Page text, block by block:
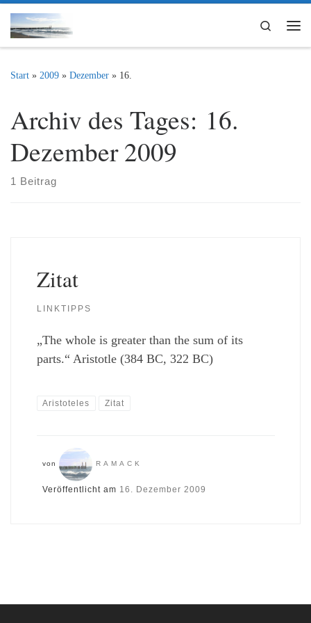
Zum Inhalt springen
Search
Start » 2009 » Dezember » 16.
Archiv des Tages: 16.
Dezember 2009
1 Beitrag
Zitat
LINKTIPPS
„The whole is greater than the sum of its
parts.“ Aristotle (384 BC, 322 BC)
Aristoteles Zitat
von RAMACK
Veröffentlicht am 16. Dezember 2009